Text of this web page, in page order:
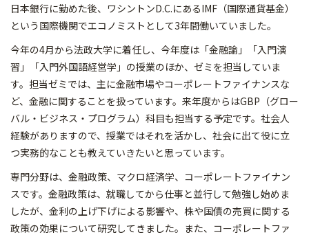
日本銀行に勤めた後、ワシントンD.C.にあるIMF（国際通貨基金）
という国際機関でエコノミストとして3年間働いていました。
今年の4月から法政大学に着任し、今年度は「金融論」「入門演
習」「入門外国語経営学」の授業のほか、ゼミを担当していま
す。担当ゼミでは、主に金融市場やコーポレートファイナンスな
ど、金融に関することを扱っています。来年度からはGBP（グロー
バル・ビジネス・プログラム）科目も担当する予定です。社会人
経験がありますので、授業ではそれを活かし、社会に出て役に立
つ実務的なことも教えていきたいと思っています。
専門分野は、金融政策、マクロ経済学、コーポレートファイナン
スです。金融政策は、就職してから仕事と並行して勉強し始めま
したが、金利の上げ下げによる影響や、株や国債の売買に関する
政策の効果について研究してきました。また、コーポレートファ